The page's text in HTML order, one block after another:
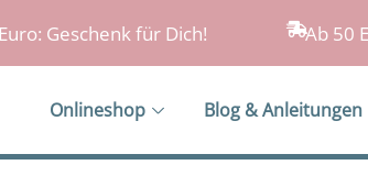
Geschenk für Dich! Ab 50
Onlineshop Blog & Anleitungen